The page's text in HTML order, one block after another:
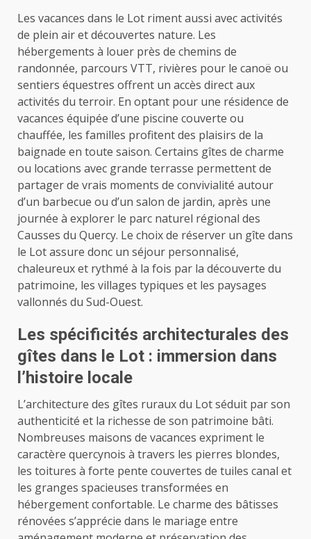
Les vacances dans le Lot riment aussi avec activités
de plein air et découvertes nature. Les
hébergements à louer près de chemins de
randonnée, parcours VTT, rivières pour le canoë ou
sentiers équestres offrent un accès direct aux
activités du terroir. En optant pour une résidence de
vacances équipée d’une piscine couverte ou
chauffée, les familles profitent des plaisirs de la
baignade en toute saison. Certains gîtes de charme
ou locations avec grande terrasse permettent de
partager de vrais moments de convivialité autour
d’un barbecue ou d’un salon de jardin, après une
journée à explorer le parc naturel régional des
Causses du Quercy. Le choix de réserver un gîte dans
le Lot assure donc un séjour personnalisé,
chaleureux et rythmé à la fois par la découverte du
patrimoine, les villages typiques et les paysages
vallonnés du Sud-Ouest.
Les spécificités architecturales des
gîtes dans le Lot : immersion dans
l’histoire locale
L’architecture des gîtes ruraux du Lot séduit par son
authenticité et la richesse de son patrimoine bâti.
Nombreuses maisons de vacances expriment le
caractère quercynois à travers les pierres blondes,
les toitures à forte pente couvertes de tuiles canal et
les granges spacieuses transformées en
hébergement confortable. Le charme des bâtisses
rénovées s’apprécie dans le mariage entre